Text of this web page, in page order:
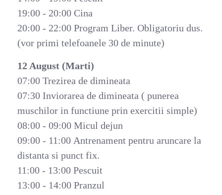
19:00 - 20:00 Cina
20:00 - 22:00 Program Liber. Obligatoriu dus.
(vor primi telefoanele 30 de minute)
12 August (Marti)
07:00 Trezirea de dimineata
07:30 Inviorarea de dimineata ( punerea
muschilor in functiune prin exercitii simple)
08:00 - 09:00 Micul dejun
09:00 - 11:00 Antrenament pentru aruncare la
distanta si punct fix.
11:00 - 13:00 Pescuit
13:00 - 14:00 Pranzul